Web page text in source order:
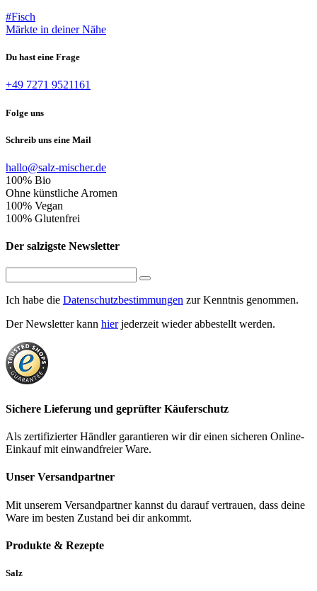
#Fisch
Märkte in deiner Nähe
Du hast eine Frage
+49 7271 9521161
Folge uns
Schreib uns eine Mail
hallo@salz-mischer.de
100% Bio
Ohne künstliche Aromen
100% Vegan
100% Glutenfrei
Der salzigste Newsletter
Ich habe die Datenschutzbestimmungen zur Kenntnis genommen.
Der Newsletter kann hierjederzeit wieder abbestellt werden.
Sichere Lieferung und geprüfter Käuferschutz
Als zertifizierter Händler garantieren wir dir einen sicheren Online-
Einkauf mit einwandfreier Ware.
Unser Versandpartner
Mit unserem Versandpartner kannst du darauf vertrauen, dass deine
Ware im besten Zustand bei dir ankommt.
Produkte & Rezepte
Salz